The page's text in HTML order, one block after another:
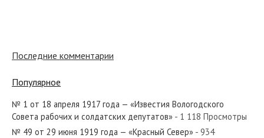
№ 266 от ноября 1978 года — «Красный Север»
№ 100 от апреля 1981 года — «Красный Север»
Последние комментарии
Популярное
№ 1 от 18 апреля 1917 года — «Известия Вологодского
Совета рабочих и солдатских депутатов» - 1 118 Просмотры
№ 49 от 29 июня 1919 года — «Красный Север» - 934